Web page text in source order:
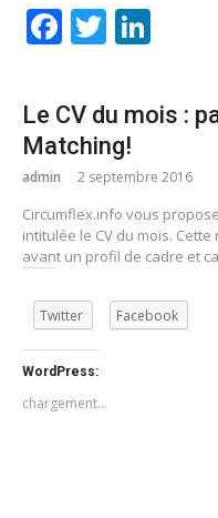
Facebook
Twitter
Le CV du mois :
Matching!
admin 2 septembre 2016
Circumflex.info vous
intitulée le CV du mois.
avant un profil de cadre et
Twitter Facebook
WordPress:
chargement…